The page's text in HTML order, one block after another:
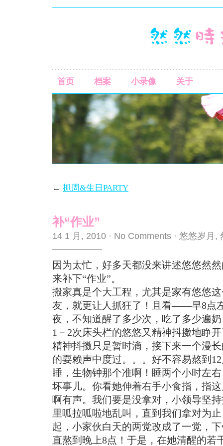
首页 档案 小录像 关于
← 抓周&生日PARTY
补“作业”
14 1 月, 2010 · No Comments · 悠悠岁月 ,
因为太忙，好多天都没来讲述悠悠然
来补下“作业”。
搬家真是个大工程，尤其是家有悠悠
友，就更让人抓狂了！且看——早8点
夜，不知道醒了多少次，吃了多少遍
1－2次床头栏的悠悠又精神抖擞地睁
精神抖擞只是暂时滴，接下来一个漫
的耍赖声中度过。。。好不容易熬到
睡，生物钟那个准啊！睡两个小时左
坏事儿。你看她伸着右手小食指，指
啊有声。我们要是没拿对，小领导坚
里呱拉呱啦地乱叫，直到我们拿对为
起，小家伙白天的两觉改成了一觉，
直熬到晚上8点！于是，在她清醒的若